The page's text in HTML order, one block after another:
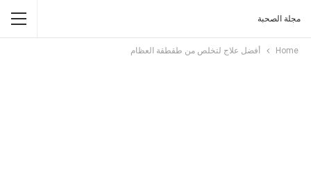
مجلة الصحبة
Home أفضل علاج لتخلص من طقطقة العظام